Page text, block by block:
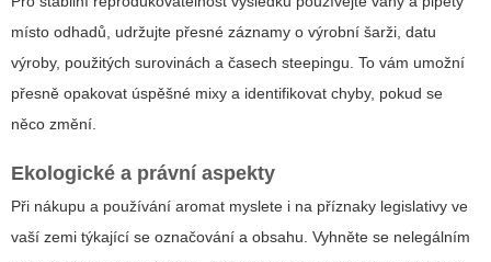
místo odhadů, udržujte přesné záznamy o výrobní šarži, datu
výroby, použitých surovinách a časech steepingu. To vám umožní
přesně opakovat úspěšné mixy a identifikovat chyby, pokud se
něco změní.
Ekologické a právní aspekty
Při nákupu a používání aromat myslete i na příznaky legislativy ve
vaší zemi týkající se označování a obsahu. Vyhněte se nelegálním